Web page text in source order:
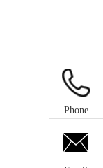
Phone